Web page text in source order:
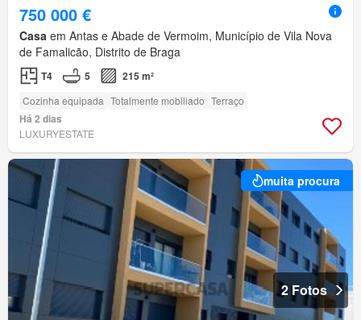
750 000 €
Casa em Antas e Abade de Vermoim, Município de Vila Nova
de Famalicão, Distrito de Braga
T4 5 215 m²
Cozinha equipada Totalmente mobiliado Terraço
Há 2 dias
LUXURYESTATE
muita procura
2 Fotos